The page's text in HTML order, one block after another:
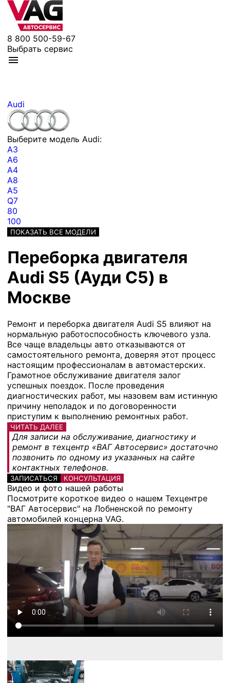
8 800 500-59-67
Выбрать сервис
Audi
Выберите модель Audi:
A3
A6
A4
A8
A5
Q7
80
100
ПОКАЗАТЬ ВСЕ МОДЕЛИ
Переборка двигателя
Audi S5 (Ауди С5) в
Москве
Ремонт и переборка двигателя Audi S5 влияют на
нормальную работоспособность ключевого узла.
Все чаще владельцы авто отказываются от
самостоятельного ремонта, доверяя этот процесс
настоящим профессионалам в автомастерских.
Грамотное обслуживание двигателя залог
успешных поездок. После проведения
диагностических работ, мы назовем вам истинную
причину неполадок и по договоренности
приступим к выполнению ремонтных работ.
ЧИТАТЬ ДАЛЕЕ
Для записи на обслуживание, диагностику и
ремонт в техцентр «ВАГ Автосервис» достаточно
позвонить по одному из указанных на сайте
контактных телефонов.
ЗАПИСАТЬСЯ КОНСУЛЬТАЦИЯ
Видео и фото нашей работы
Посмотрите короткое видео о нашем Техцентре
"ВАГ Автосервис" на Лобненской по ремонту
автомобилей концерна VAG.